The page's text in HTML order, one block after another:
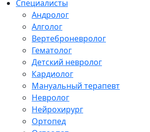
Специалисты
Андролог
Алголог
Вертеброневролог
Гематолог
Детский невролог
Кардиолог
Мануальный терапевт
Невролог
Нейрохирург
Ортопед